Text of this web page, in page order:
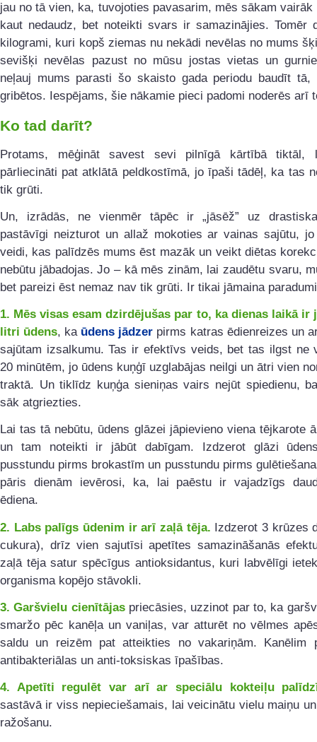
jau no tā vien, ka, tuvojoties pavasarim, mēs sākam vairāk
kaut nedaudz, bet noteikti svars ir samazinājies. Tomēr
kilogrami, kuri kopš ziemas nu nekādi nevēlas no mums
sevišķi nevēlas pazust no mūsu jostas vietas un
neļauj mums parasti šo skaisto gada periodu baudīt tā,
gribētos. Iespējams, šie nākamie pieci padomi noderēs arī
Ko tad darīt?
Protams, mēģināt savest sevi pilnīgā kārtībā tiktāl,
pārliecināti pat atklātā peldkostīmā, jo īpaši tādēļ, ka tas
tik grūti.
Un, izrādās, ne vienmēr tāpēc ir „jāsēž” uz
pastāvīgi neizturot un allaž mokoties ar vainas sajūtu,
veidi, kas palīdzēs mums ēst mazāk un veikt diētas
nebūtu jābadojas. Jo – kā mēs zinām, lai zaudētu svaru,
bet pareizi ēst nemaz nav tik grūti. Ir tikai jāmaina
1. Mēs visas esam dzirdējušas par to, ka dienas laikā ir
litri ūdens, ka ūdens jādzer pirms katras ēdienreizes un
sajūtam izsalkumu. Tas ir efektīvs veids, bet tas ilgst ne
20 minūtēm, jo ūdens kuņģī uzglabājas neilgi un ātri vien
traktā. Un tiklīdz kuņģa sieniņas vairs nejūt spiedienu,
sāk atgriezties.
Lai tas tā nebūtu, ūdens glāzei jāpievieno viena tējkarote
un tam noteikti ir jābūt dabīgam. Izdzerot glāzi
pusstundu pirms brokastīm un pusstundu pirms
pāris dienām ievērosi, ka, lai paēstu ir vajadzīgs
ēdiena.
2. Labs palīgs ūdenim ir arī zaļā tēja. Izdzerot 3 krūzes
cukura), drīz vien sajutīsi apetītes samazināšanās
zaļā tēja satur spēcīgus antioksidantus, kuri labvēlīgi
organisma kopējo stāvokli.
3. Garšvielu cienītājaspriecāsies, uzzinot par to, ka
smaržo pēc kanēļa un vaniļas, var atturēt no vēlmes
saldu un reizēm pat atteikties no vakariņām. Kanēlim
antibakteriālas un anti-toksiskas īpašības.
4. Apetīti regulēt var arī ar speciālu kokteiļu
sastāvā ir viss nepieciešamais, lai veicinātu vielu maiņu
ražošanu.